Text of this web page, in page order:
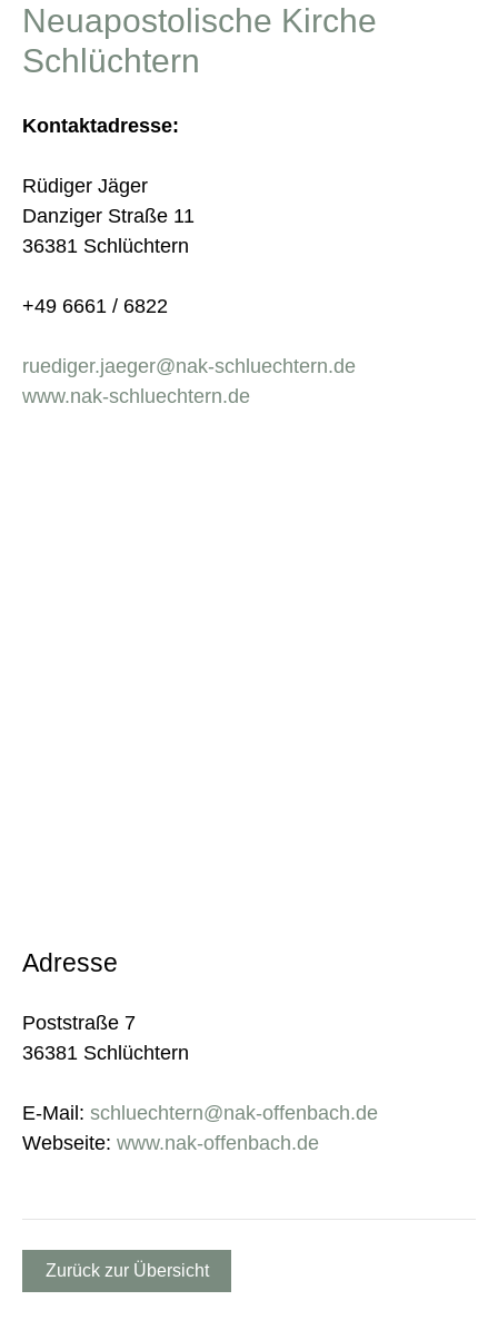
Neuapostolische Kirche
Schlüchtern
Kontaktadresse:
Rüdiger Jäger
Danziger Straße 11
36381 Schlüchtern
+49 6661 / 6822
ruediger.jaeger@nak-schluechtern.de
www.nak-schluechtern.de
Adresse
Poststraße 7
36381 Schlüchtern
E-Mail: schluechtern@nak-offenbach.de
Webseite: www.nak-offenbach.de
Zurück zur Übersicht